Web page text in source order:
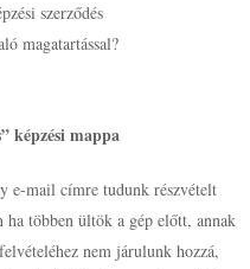
szerződés
magatartással?
képzési mappa
e-mail címre tudunk részvételt
többen ültök a gép előtt, annak
nem járulunk hozzá,